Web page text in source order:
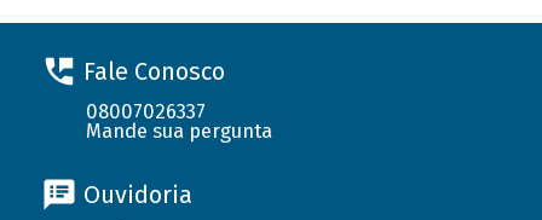
Fale Conosco
08007026337
Mande sua pergunta
Ouvidoria